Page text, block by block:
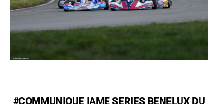
#COMMUNIQUE IAME SERIES BENELUX DU